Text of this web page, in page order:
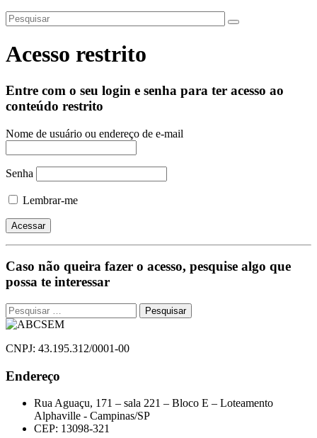
Acesso restrito
Entre com o seu login e senha para ter acesso ao
conteúdo restrito
Nome de usuário ou endereço de e-mail
Senha
Lembrar-me
Caso não queira fazer o acesso, pesquise algo que
possa te interessar
Pesquisar
por:
CNPJ: 43.195.312/0001-00
Endereço
Rua Aguaçu, 171 – sala 221 – Bloco E – Loteamento
Alphaville - Campinas/SP
CEP: 13098-321